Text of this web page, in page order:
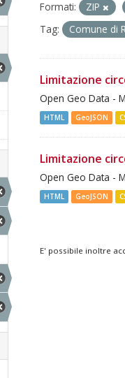
Formati: ZIP
Tag:
Comune di
Limitazione
Open Geo Data -
HTML GeoJSON
Limitazione
Open Geo Data -
HTML GeoJSON
E' possibile inoltre